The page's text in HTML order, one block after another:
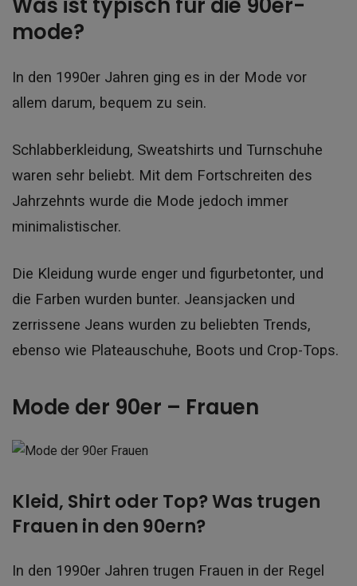
mode?
In den 1990er Jahren ging es in der Mode vor
allem darum, bequem zu sein.
Schlabberkleidung, Sweatshirts und Turnschuhe
waren sehr beliebt. Mit dem Fortschreiten des
Jahrzehnts wurde die Mode jedoch immer
minimalistischer.
Die Kleidung wurde enger und figurbetonter, und
die Farben wurden bunter. Jeansjacken und
zerrissene Jeans wurden zu beliebten Trends,
ebenso wie Plateauschuhe, Boots und Crop-Tops.
Mode der 90er – Frauen
Kleid, Shirt oder Top? Was trugen
Frauen in den 90ern?
In den 1990er Jahren trugen Frauen in der Regel